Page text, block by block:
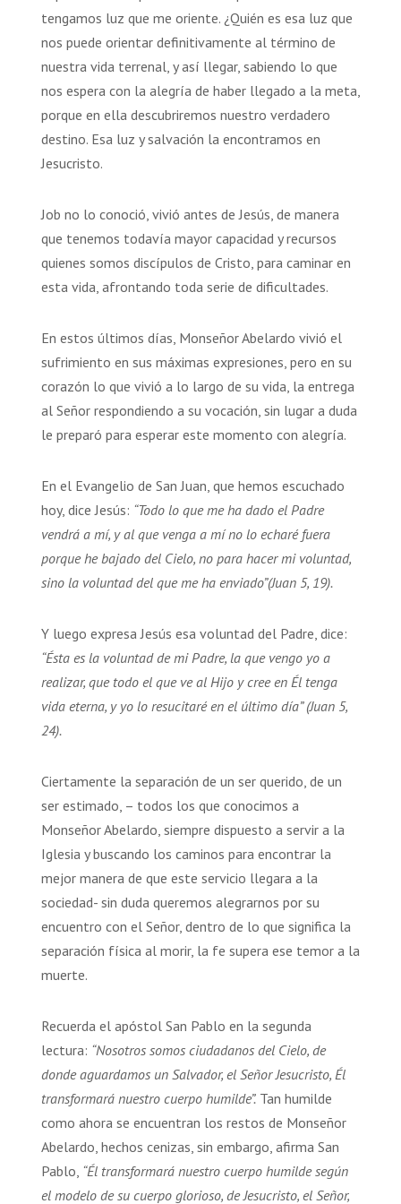
tengamos luz que me oriente. ¿Quién es esa luz que
nos puede orientar definitivamente al término de
nuestra vida terrenal, y así llegar, sabiendo lo que
nos espera con la alegría de haber llegado a la meta,
porque en ella descubriremos nuestro verdadero
destino. Esa luz y salvación la encontramos en
Jesucristo.
Job no lo conoció, vivió antes de Jesús, de manera
que tenemos todavía mayor capacidad y recursos
quienes somos discípulos de Cristo, para caminar en
esta vida, afrontando toda serie de dificultades.
En estos últimos días, Monseñor Abelardo vivió el
sufrimiento en sus máximas expresiones, pero en su
corazón lo que vivió a lo largo de su vida, la entrega
al Señor respondiendo a su vocación, sin lugar a duda
le preparó para esperar este momento con alegría.
En el Evangelio de San Juan, que hemos escuchado
hoy, dice Jesús: “Todo lo que me ha dado el Padre
vendrá a mí, y al que venga a mí no lo echaré fuera
porque he bajado del Cielo, no para hacer mi voluntad,
sino la voluntad del que me ha enviado”(Juan 5, 19).
Y luego expresa Jesús esa voluntad del Padre, dice:
“Ésta es la voluntad de mi Padre, la que vengo yo a
realizar, que todo el que ve al Hijo y cree en Él tenga
vida eterna, y yo lo resucitaré en el último día” (Juan 5,
24).
Ciertamente la separación de un ser querido, de un
ser estimado, – todos los que conocimos a
Monseñor Abelardo, siempre dispuesto a servir a la
Iglesia y buscando los caminos para encontrar la
mejor manera de que este servicio llegara a la
sociedad- sin duda queremos alegrarnos por su
encuentro con el Señor, dentro de lo que significa la
separación física al morir, la fe supera ese temor a la
muerte.
Recuerda el apóstol San Pablo en la segunda
lectura: “Nosotros somos ciudadanos del Cielo, de
donde aguardamos un Salvador, el Señor Jesucristo, Él
transformará nuestro cuerpo humilde”.Tan humilde
como ahora se encuentran los restos de Monseñor
Abelardo, hechos cenizas, sin embargo, afirma San
Pablo, “Él transformará nuestro cuerpo humilde según
el modelo de su cuerpo glorioso, de Jesucristo, el Señor,